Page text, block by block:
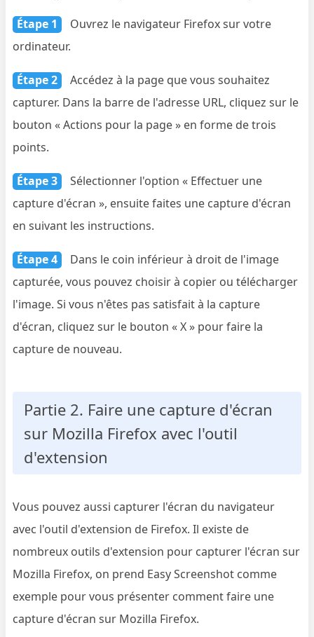
Étape 1
Ouvrez le navigateur Firefox sur votre
ordinateur.
Étape 2
Accédez à la page que vous souhaitez
capturer. Dans la barre de l'adresse URL, cliquez sur le
bouton « Actions pour la page » en forme de trois
points.
Étape 3
Sélectionner l'option « Effectuer une
capture d'écran », ensuite faites une capture d'écran
en suivant les instructions.
Étape 4
Dans le coin inférieur à droit de l'image
capturée, vous pouvez choisir à copier ou télécharger
l'image. Si vous n'êtes pas satisfait à la capture
d'écran, cliquez sur le bouton « X » pour faire la
capture de nouveau.
Partie 2. Faire une capture d'écran
sur Mozilla Firefox avec l'outil
d'extension
Vous pouvez aussi capturer l'écran du navigateur
avec l'outil d'extension de Firefox. Il existe de
nombreux outils d'extension pour capturer l'écran sur
Mozilla Firefox, on prend Easy Screenshot comme
exemple pour vous présenter comment faire une
capture d'écran sur Mozilla Firefox.